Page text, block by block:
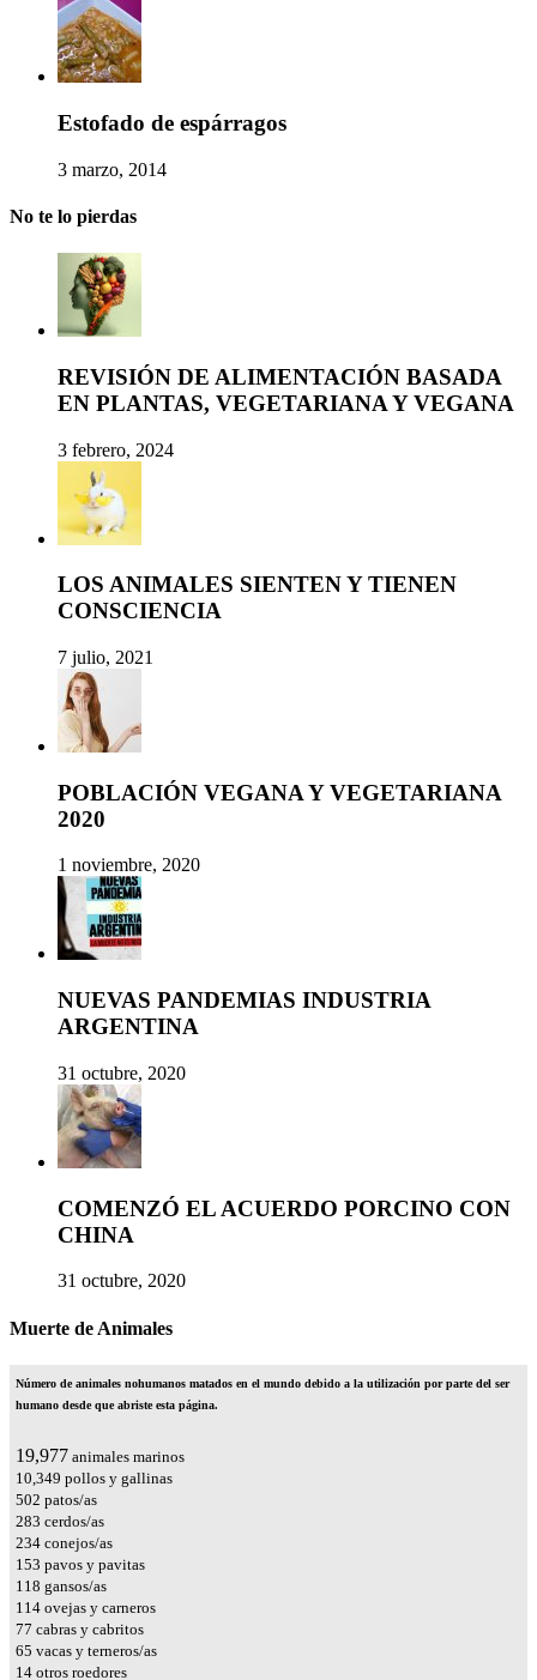
Estofado de espárragos
3 marzo, 2014
No te lo pierdas
REVISIÓN DE ALIMENTACIÓN BASADA
EN PLANTAS, VEGETARIANA Y VEGANA
3 febrero, 2024
LOS ANIMALES SIENTEN Y TIENEN
CONSCIENCIA
7 julio, 2021
POBLACIÓN VEGANA Y VEGETARIANA
2020
1 noviembre, 2020
NUEVAS PANDEMIAS INDUSTRIA
ARGENTINA
31 octubre, 2020
COMENZÓ EL ACUERDO PORCINO CON
CHINA
31 octubre, 2020
Muerte de Animales
Número de animales nohumanos matados en el mundo debido a la utilización por parte del ser
humano desde que abriste esta página.
23,545 animales marinos
12,197 pollos y gallinas
592 patos/as
334 cerdos/as
275 conejos/as
181 pavos y pavitas
139 gansos/as
135 ovejas y carneros
90 cabras y cabritos
76 vacas y terneros/as
17 otros roedores